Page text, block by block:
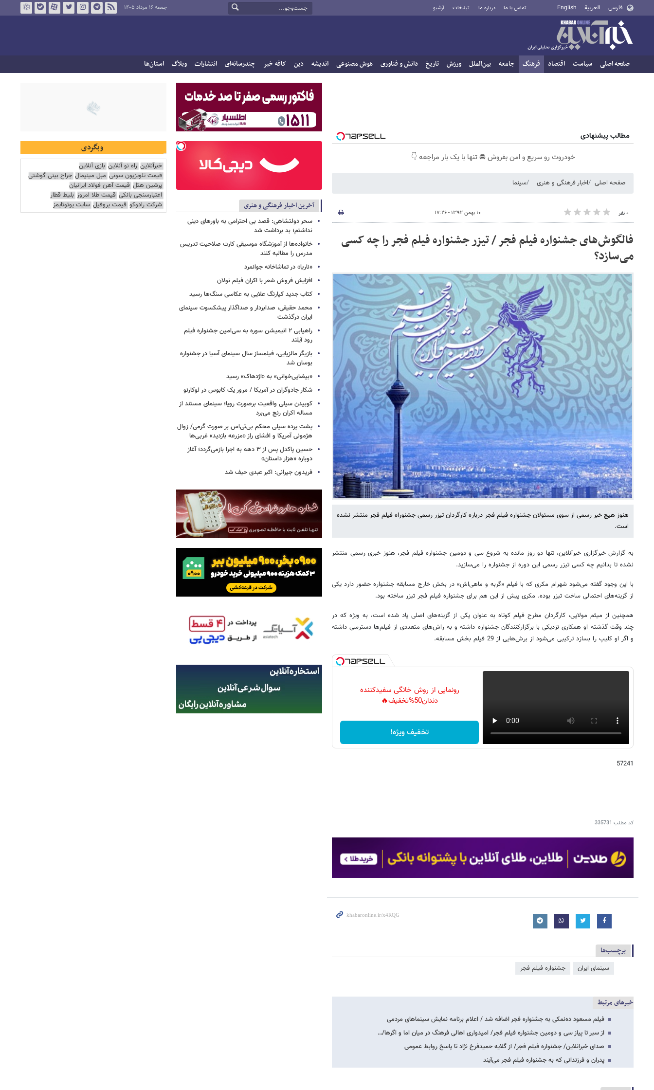
فارسی العربية English تماس با ما درباره ما تبلیغات آرشیو جمعه ۱۶ مرداد ۱۴۰۵
صفحه اصلی سیاست اقتصاد فرهنگ جامعه بین‌الملل ورزش تاریخ دانش و فناوری هوش مصنوعی اندیشه دین کافه خبر چندرسانه‌ای انتشارات وبلاگ استان‌ها
مطالب پیشنهادی
خودروت رو سریع و امن بفروش 🚘 تنها با یک بار مراجعه 👇
صفحه اصلی اخبار فرهنگی و هنری سینما
۰ نفر ۱۰ بهمن ۱۳۹۲ - ۱۷:۲۶
فالگوش‌های جشنواره فیلم فجر / تیزر جشنواره فیلم فجر را چه کسی
می‌سازد؟
هنوز هیچ خبر رسمی از سوی مسئولان جشنواره فیلم فجر درباره کارگردان تیزر رسمی جشنوراه فیلم فجر منتشر نشده
است.
به گزارش خبرگزاری خبرآنلاین، تنها دو روز مانده به شروع سی و دومین جشنواره فیلم فجر، هنوز خبری رسمی منتشر
نشده تا بدانیم چه کسی تیزر رسمی این دوره از جشنواره را می‌سازید.
با این وجود گفته می‌شود شهرام مکری که با فیلم «گربه و ماهی‌اش» در بخش خارج مسابقه جشنواره حضور دارد یکی
از گزینه‌های احتمالی ساخت تیزر بوده. مکری پیش از این هم برای جشنواره فیلم فجر تیزر ساخته بود.
همچنین از میثم مولایی، کارگردان مطرح فیلم کوتاه به عنوان یکی از گزینه‌های اصلی یاد شده است، به ویژه که در
چند وقت گذشته او همکاری نزدیکی با برگزارکنندگان جشنواره داشته و به راش‌های متعددی از فیلم‌ها دسترسی داشته
و اگر او کلیپ را بسازد ترکیبی می‌شود از برش‌هایی از 29 فیلم بخش مسابقه.
رونمایی از روش خانگی سفیدکننده
دندان50%تخفیف🔥
تخفیف ویژه!
57241
کد مطلب 335731
برچسب‌ها
سینمای ایران جشنواره فیلم فجر
خبرهای مرتبط
فیلم مسعود ده‌نمکی به جشنواره فجر اضافه شد / اعلام برنامه نمایش سینماهای مردمی
از سیر تا پیاز سی و دومین جشنواره فیلم فجر/ امیدواری اهالی فرهنگ در میان اما و اگرها/…
صدای خبرانلاین/ جشنواره فیلم فجر/ از گلایه حمیدفرخ نژاد تا پاسخ روابط عمومی
پدران و فرزندانی که به جشنواره فیلم فجر می‌آیند
آخرین اخبار فرهنگی و هنری
سحر دولتشاهی: قصد بی احترامی به باورهای دینی
نداشتم؛ بد برداشت شد
خانواده‌ها از آموزشگاه موسیقی کارت صلاحیت تدریس
مدرس را مطالبه کنند
«ناریا» در تماشاخانه جوانمرد
افزایش فروش شعر با اکران فیلم نولان
کتاب جدید کیارنگ علایی به عکاسی سنگ‌ها رسید
محمد حقیقی، صدابردار و صداگذار پیشکسوت سینمای
ایران درگذشت
راهیابی ۲ انیمیشن سوره به سی‌امین جشنواره فیلم
رود آیلند
بازیگر مالزیایی، فیلمساز سال سینمای آسیا در جشنواره
بوسان شد
«بیضایی‌خوانی» به «اژدهاک» رسید
شکار جادوگران در آمریکا / مرور یک کابوس در لوکارنو
کوبیدن سیلی واقعیت برصورت رویا؛ سینمای مستند از
مساله اکران رنج می‌برد
پشت پرده سیلی محکم بی‌تی‌اس بر صورت گرمی/ زوال
هژمونی آمریکا و افشای راز «مزرعه بازدید» غربی‌ها
حسین پاکدل پس از ۳ دهه به اجرا بازمی‌گردد؛ آغاز
دوباره «هزار داستان»
فریدون جیرانی: اکبر عبدی حیف شد
وبگردی
خبرآنلاین راه نو آنلاین بازی آنلاین
قیمت تلویزیون سونی مبل مینیمال جراح بینی گوشتی
پرشین هتل قیمت آهن فولاد ایرانیان
اعتبارسنجی بانکی قیمت طلا امروز بلیط قطار
شرکت رادوکو قیمت پروفیل سایت یوتوتایمز